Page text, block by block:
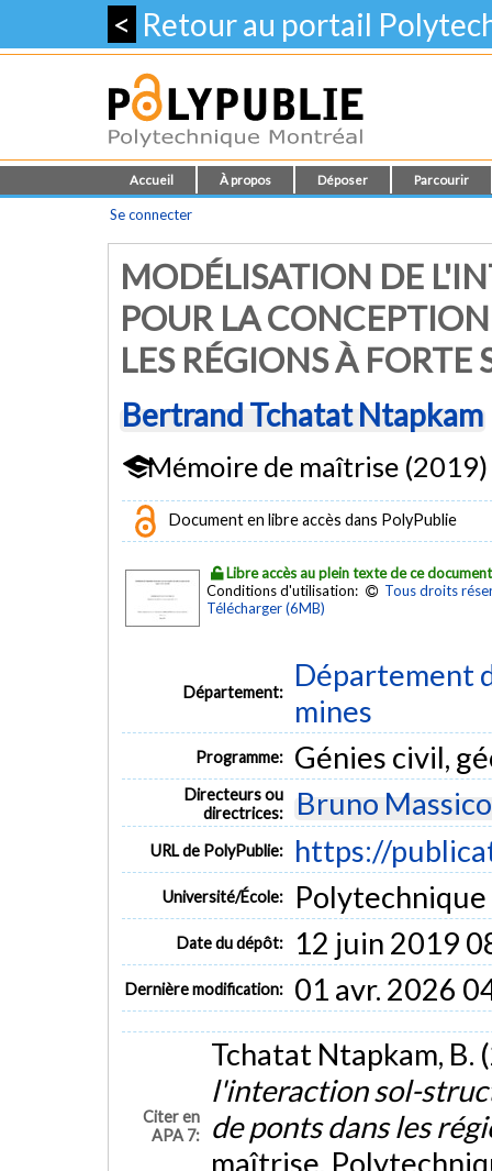
< Retour au portail
Accueil À propos Déposer Parcourir
Se connecter
MODÉLISATION DE
POUR LA
LES RÉGIONS À FORTE
Bertrand Tchatat Ntapkam
Mémoire de maîtrise (2019)
Document en libre accès dans PolyPublie
Libre accès au plein texte de ce document
Conditions d'utilisation:
Tous droits
Télécharger (6MB)
Département:
Département
mines
Programme: Génies civil,
Directeurs ou
directrices:
Bruno
URL de PolyPublie: https://
Université/École:
Date du dépôt: 12 juin 2019
Dernière modification: 01 avr. 2026
Citer en
APA 7:
Tchatat Ntapkam, B.
l'interaction sol-
de ponts dans les
maîtrise,